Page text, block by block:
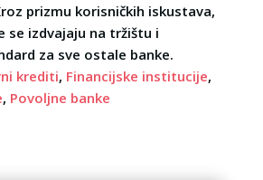
prizmu korisničkih iskustava,
se izdvajaju na tržištu i
za sve ostale banke.
krediti, Financijske institucije,
, Povoljne banke